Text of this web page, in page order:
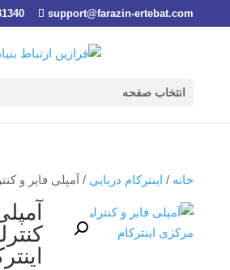
support@farazin-ertebat.com
انتخاب صفحه
خانه / اینترکام دریایی / آمپلی فایر و